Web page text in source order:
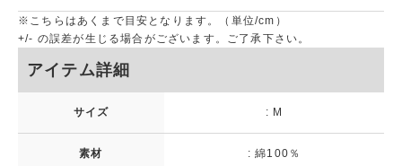
※こちらはあくまで目安となります。（単位/cm）
+/- の誤差が生じる場合がございます。ご了承下さい。
アイテム詳細
サイズ : M
素材 : 綿100％